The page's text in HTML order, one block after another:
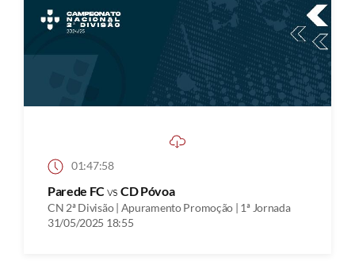
01:47:58
Parede FCvs CD Póvoa
CN 2ª Divisão | Apuramento Promoção | 1ª Jornada
31/05/2025 18:55